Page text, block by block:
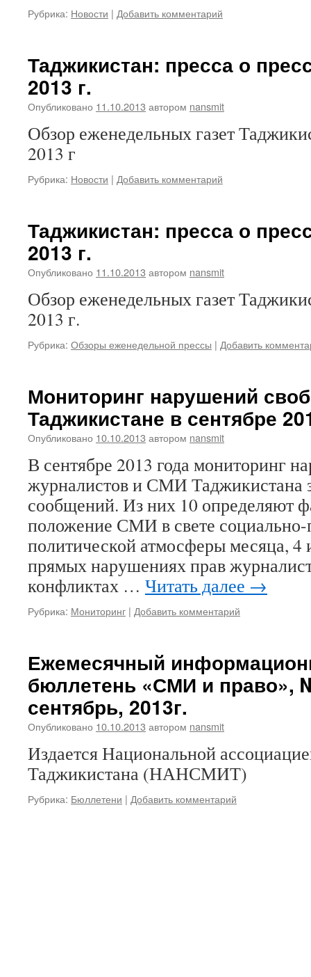
Рубрика: Новости | Добавить комментарий
Таджикистан: пресса о
2013 г.
Опубликовано 11.10.2013 автором nansmit
Обзор еженедельных газет
2013 г
Рубрика: Новости | Добавить комментарий
Таджикистан: пресса о
2013 г.
Опубликовано 11.10.2013 автором nansmit
Обзор еженедельных газет
2013 г.
Рубрика: Обзоры еженедельной прессы | Добавить
Мониторинг нарушений
Таджикистане в сентябре
Опубликовано 10.10.2013 автором nansmit
В сентябре 2013 года мониторинг
журналистов и СМИ Таджикистана
сообщений. Из них 10 определяют
положение СМИ в свете социально-
политической атмосферы месяца,
прямых нарушениях прав
конфликтах … Читать далее →
Рубрика: Мониторинг | Добавить комментарий
Ежемесячный
бюллетень «СМИ и право»,
сентябрь, 2013г.
Опубликовано 10.10.2013 автором nansmit
Издается Национальной
Таджикистана (НАНСМИТ)
Рубрика: Бюллетени | Добавить комментарий